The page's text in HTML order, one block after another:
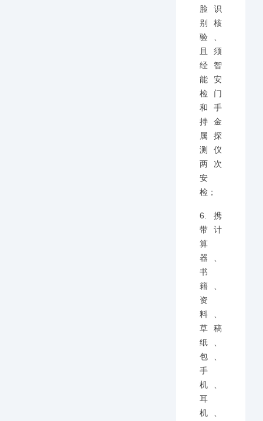
脸识
别核
验、
且须
经智
能安
检门
和手
持金
属探
测仪
两次
安
检；
6.携
带计
算
器、
书
籍、
资
料、
草稿
纸、
包、
手
机、
耳
机、